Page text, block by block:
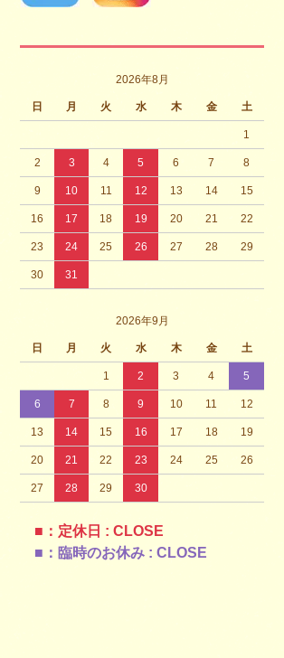
2026年8月
日 月 火 水 木 金 土
1
2 3 4 5 6 7 8
9 10 11 12 13 14 15
16 17 18 19 20 21 22
23 24 25 26 27 28 29
30 31
2026年9月
日 月 火 水 木 金 土
1 2 3 4 5
6 7 8 9 10 11 12
13 14 15 16 17 18 19
20 21 22 23 24 25 26
27 28 29 30
■：定休日 : CLOSE
■：臨時のお休み : CLOSE